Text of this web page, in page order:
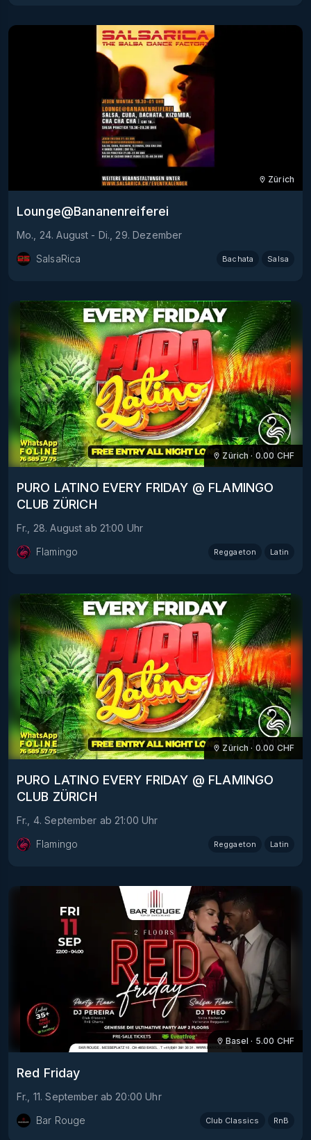
Zürich
Lounge@Bananenreiferei
Mo., 24. August - Di., 29. Dezember
SalsaRica
Bachata Salsa
Zürich · 0.00 CHF
PURO LATINO EVERY FRIDAY @ FLAMINGO
CLUB ZÜRICH
Fr., 28. August ab 21:00 Uhr
Flamingo
Reggaeton Latin
Zürich · 0.00 CHF
PURO LATINO EVERY FRIDAY @ FLAMINGO
CLUB ZÜRICH
Fr., 4. September ab 21:00 Uhr
Flamingo
Reggaeton Latin
Basel · 5.00 CHF
Red Friday
Fr., 11. September ab 20:00 Uhr
Bar Rouge
Club Classics RnB